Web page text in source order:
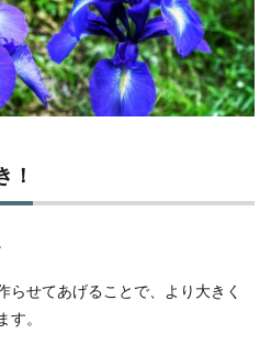
！
らせてあげることで、より大きく
。